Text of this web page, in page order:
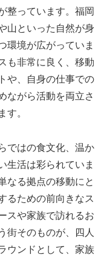
整っています。福岡
山といった自然が身
環境が広がっていま
も非常に良く、移動
や、自身の仕事での
ながら活動を両立さ
す。
ではの食文化、温か
生活は彩られていま
なる拠点の移動にと
るための前向きなス
スや家族で訪れるお
街そのものが、四人
ウンドとして、家族